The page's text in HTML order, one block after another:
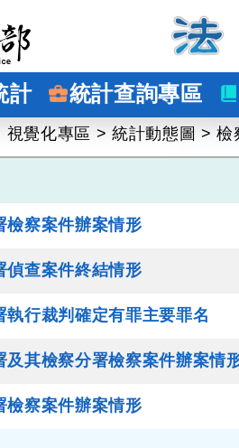
計 統計查詢專區
視覺化專區 >統計動態圖 >檢
檢察案件辦案情形
偵查案件終結情形
執行裁判確定有罪主要罪名
及其檢察分署檢察案件辦案情
檢察案件辦案情形